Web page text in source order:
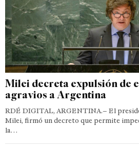
Milei decreta expulsión de
agravios a Argentina
RDÉ DIGITAL, ARGENTINA.– El
Milei, firmó un decreto que permite
la…